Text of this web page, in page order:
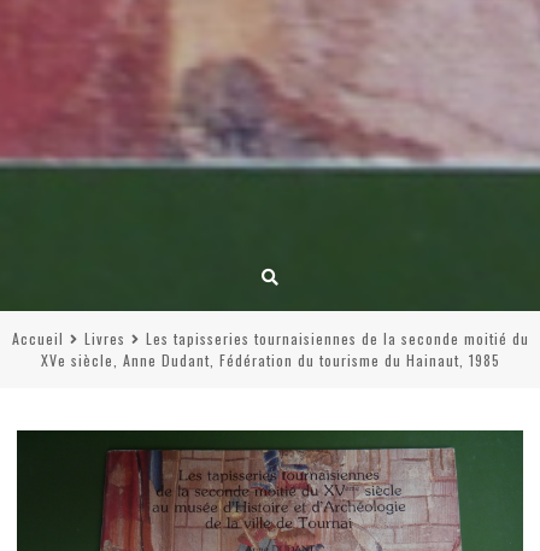
Accueil Livres
Les tapisseries tournaisiennes de la seconde moitié du
XVe siècle, Anne Dudant, Fédération du tourisme du Hainaut, 1985